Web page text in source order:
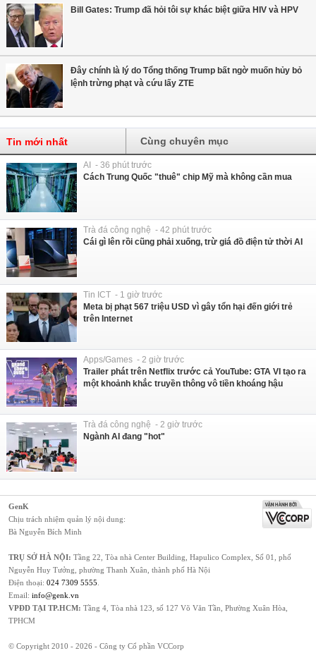
Bill Gates: Trump đã hỏi tôi sự khác biệt giữa HIV và HPV
Đây chính là lý do Tổng thống Trump bất ngờ muốn hủy bỏ
lệnh trừng phạt và cứu lấy ZTE
Tin mới nhất Cùng chuyên mục
AI - 36 phút trước
Cách Trung Quốc "thuê" chip Mỹ mà không cần mua
Trà đá công nghệ - 42 phút trước
Cái gì lên rồi cũng phải xuống, trừ giá đồ điện tử thời AI
Tin ICT - 1 giờ trước
Meta bị phạt 567 triệu USD vì gây tổn hại đến giới trẻ
trên Internet
Apps/Games - 2 giờ trước
Trailer phát trên Netflix trước cả YouTube: GTA VI tạo ra
một khoảnh khắc truyền thông vô tiền khoáng hậu
Trà đá công nghệ - 2 giờ trước
Ngành AI đang "hot"
GenK
Chịu trách nhiệm quản lý nội dung:
Bà Nguyễn Bích Minh
TRỤ SỞ HÀ NỘI: Tầng 22, Tòa nhà Center Building, Hapulico Complex, Số 01, phố
Nguyễn Huy Tưởng, phường Thanh Xuân, thành phố Hà Nội
Điện thoại: 024 7309 5555.
Email: info@genk.vn
VPĐD TẠI TP.HCM: Tầng 4, Tòa nhà 123, số 127 Võ Văn Tần, Phường Xuân Hòa,
TPHCM
© Copyright 2010 - 2026 - Công ty Cổ phần VCCorp